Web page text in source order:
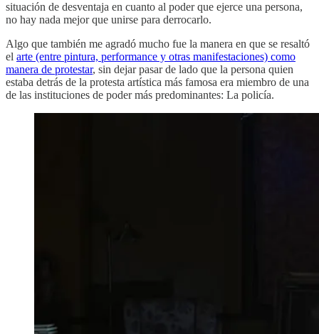
situación de desventaja en cuanto al poder que ejerce una persona,
no hay nada mejor que unirse para derrocarlo.
Algo que también me agradó mucho fue la manera en que se resaltó
el arte (entre pintura, performance y otras manifestaciones) como
manera de protestar, sin dejar pasar de lado que la persona quien
estaba detrás de la protesta artística más famosa era miembro de una
de las instituciones de poder más predominantes: La policía.